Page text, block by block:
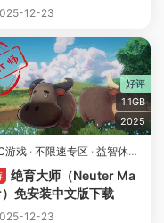
12-23
好评
1.1GB
2025
游戏 · 不限速专区 · 益智休闲
略战略 · 肉鸽游戏
绝育大师（Neuter Ma
免安装中文版下载
12-23